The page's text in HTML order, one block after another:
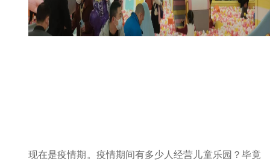
现在是疫情期。疫情期间有多少人经营儿童乐园？毕竟